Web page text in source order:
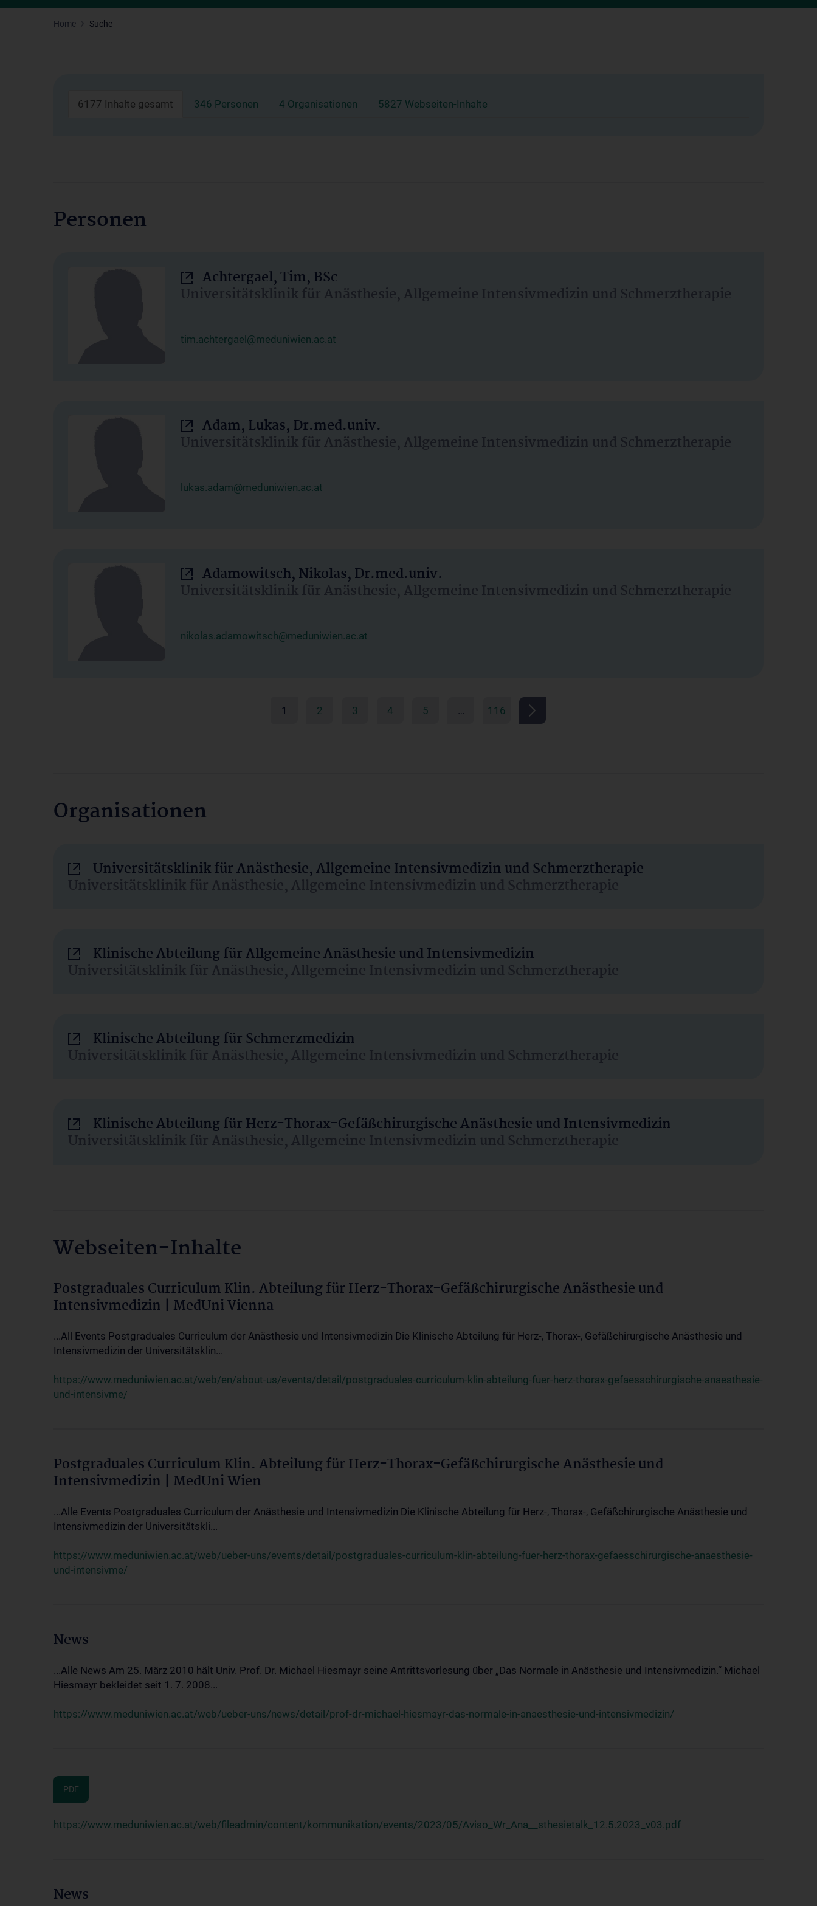
Home Suche
6177 Inhalte gesamt 346 Personen 4 Organisationen 5827 Webseiten-Inhalte
Personen
Achtergael, Tim, BSc
Universitätsklinik für Anästhesie, Allgemeine Intensivmedizin und Schmerztherapie
tim.achtergael@meduniwien.ac.at
Adam, Lukas, Dr.med.univ.
Universitätsklinik für Anästhesie, Allgemeine Intensivmedizin und Schmerztherapie
lukas.adam@meduniwien.ac.at
Adamowitsch, Nikolas, Dr.med.univ.
Universitätsklinik für Anästhesie, Allgemeine Intensivmedizin und Schmerztherapie
nikolas.adamowitsch@meduniwien.ac.at
1 2 3 4 5 … 116
Organisationen
Universitätsklinik für Anästhesie, Allgemeine Intensivmedizin und Schmerztherapie
Universitätsklinik für Anästhesie, Allgemeine Intensivmedizin und Schmerztherapie
Klinische Abteilung für Allgemeine Anästhesie und Intensivmedizin
Universitätsklinik für Anästhesie, Allgemeine Intensivmedizin und Schmerztherapie
Klinische Abteilung für Schmerzmedizin
Universitätsklinik für Anästhesie, Allgemeine Intensivmedizin und Schmerztherapie
Klinische Abteilung für Herz-Thorax-Gefäßchirurgische Anästhesie und Intensivmedizin
Universitätsklinik für Anästhesie, Allgemeine Intensivmedizin und Schmerztherapie
Webseiten-Inhalte
Postgraduales Curriculum Klin. Abteilung für Herz-Thorax-Gefäßchirurgische Anästhesie und
Intensivmedizin | MedUni Vienna
...All Events Postgraduales Curriculum der Anästhesie und Intensivmedizin Die Klinische Abteilung für Herz-, Thorax-, Gefäßchirurgische Anästhesie und
Intensivmedizin der Universitätsklin...
https://www.meduniwien.ac.at/web/en/about-us/events/detail/postgraduales-curriculum-klin-abteilung-fuer-herz-thorax-gefaesschirurgische-anaesthesie-
und-intensivme/
Postgraduales Curriculum Klin. Abteilung für Herz-Thorax-Gefäßchirurgische Anästhesie und
Intensivmedizin | MedUni Wien
...Alle Events Postgraduales Curriculum der Anästhesie und Intensivmedizin Die Klinische Abteilung für Herz-, Thorax-, Gefäßchirurgische Anästhesie und
Intensivmedizin der Universitätskli...
https://www.meduniwien.ac.at/web/ueber-uns/events/detail/postgraduales-curriculum-klin-abteilung-fuer-herz-thorax-gefaesschirurgische-anaesthesie-
und-intensivme/
News
...Alle News Am 25. März 2010 hält Univ. Prof. Dr. Michael Hiesmayr seine Antrittsvorlesung über „Das Normale in Anästhesie und Intensivmedizin.“ Michael
Hiesmayr bekleidet seit 1. 7. 2008...
https://www.meduniwien.ac.at/web/ueber-uns/news/detail/prof-dr-michael-hiesmayr-das-normale-in-anaesthesie-und-intensivmedizin/
PDF
https://www.meduniwien.ac.at/web/fileadmin/content/kommunikation/events/2023/05/Aviso_Wr_Ana__sthesietalk_12.5.2023_v03.pdf
News